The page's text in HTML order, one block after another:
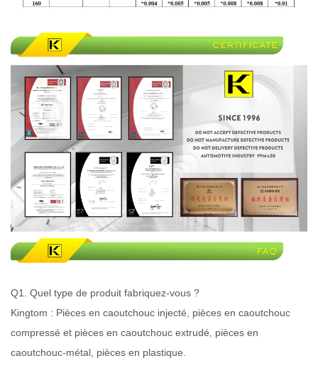
Q1. Quel type de produit fabriquez-vous ?
Kingtom : Pièces en caoutchouc injecté, pièces en caoutchouc
compressé et pièces en caoutchouc extrudé, pièces en
caoutchouc-métal, pièces en plastique.